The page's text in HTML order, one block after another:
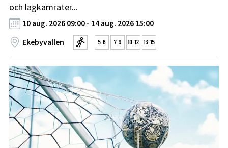
och lagkamrater...
10 aug. 2026 09:00 - 14 aug. 2026 15:00
Ekebyvallen